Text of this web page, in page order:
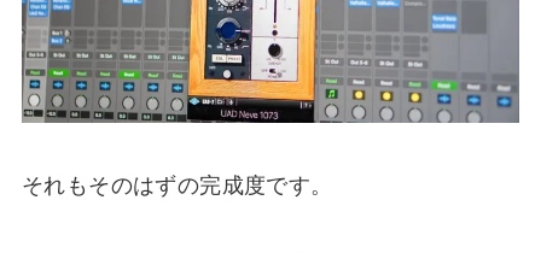
それもそのはずの完成度です。